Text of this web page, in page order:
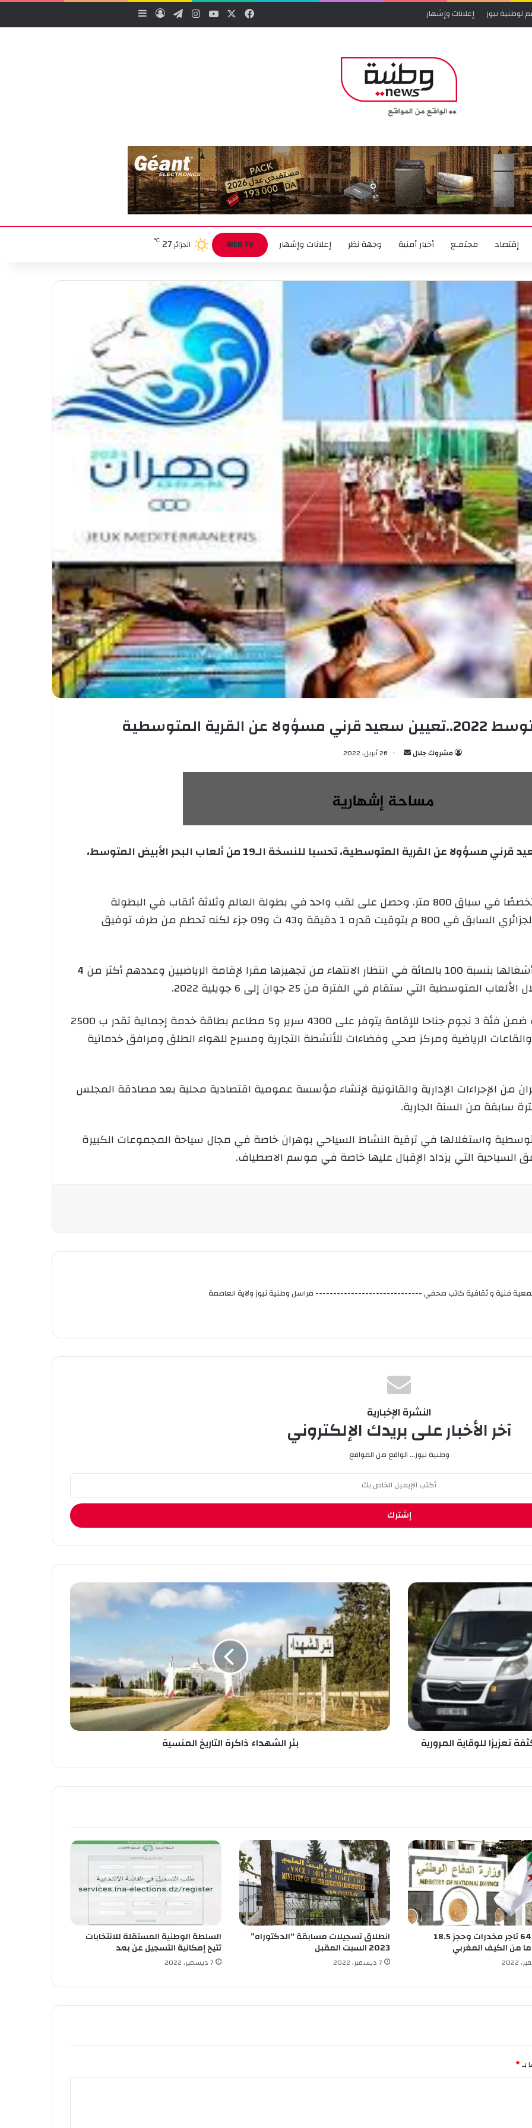
لوطنية نيوز إعلانات وإشهار فيسبوك ‫YouTubeانستقرامتيلقرامتسجيل الدخول
إقتصاد مجتمـع أخبار أمنية وجهة نظر إعلانات وإشهار WEB TV الجزائر27
℃
المتوسطية
مشروك جلال
ل
ب
ر
د
ك
ت
ن
26 أبريل، 2022
عيِن العداء الدولي السابق عيسى جبير سعيد قرني مسؤولا عن القرية المتوسطية، تحسبا للنسخة الـ19 من ألعاب البحر الأبيض المتوسط،
وكان سعيد قرني خلال مشوراه الرياضي متخصصًا في سباق 800 متر. وحصل على لقب واحد في بطولة العالم وثلاثة ألقاب في البطولة
الإفريقية، وهو أيضا صاحب الرقم القياسي الجزائري السابق في 800 م بتوقيت قدره 1 دقيقة و43 ث و09 جزء لكنه تحطم من طرف توفيق
وستكون القرية المتوسطية، التي اكتملت أشغالها بنسبة 100 بالمائة في انتظار الانتهاء من تجهيزها مقرا لإقامة الرياضيين وعددهم أكثر من 4
وتضم القرية المتوسطية المقترحة للتصنيف ضمن فئة 3 نجوم جناحا للإقامة يتوفر على 4300 سرير و5 مطاعم بطاقة خدمة إجمالية تقدر ب 2500
الرياضية ومركز صحي وفضاءات للأنشطة التجارية ومسرح للهواء الطلق ومرافق خدماتية
من الإجراءات الإدارية والقانونية لإنشاء مؤسسة عمومية اقتصادية محلية بعد مصادقة المجلس
سابقة من السنة الجارية.
واستغلالها في ترقية النشاط السياحي بوهران خاصة في مجال سياحة المجموعات الكبيرة
السياحية التي يزداد الإقبال عليها خاصة في موسم الاصطياف.
فنية و ثقافية كاتب صحفي ------------------------------ مراسل وطنية نيوز ولاية العاصمة
النشرة الإخبارية
آخر الأخبار على بريدك الإلكتروني
وطنية نيوز... الواقع من المواقع
للوقاية المرورية
ب
ئ
ر
ا
ل
ش
ه
د
ا
ء
ذ
ا
ل
ر
خ
ا
ل
م
ن
س
ي
ة
بئر الشهداء ذاكرة التاريخ المنسية
توقيف 64 تاجر مخدرات وحجز 18.5
من الكيف المغربي
انطلاق تسجيلات مسابقة “الدكتوراه”
2023 السبت المقبل
7 ديسمبر، 2022
السلطة الوطنية المستقلة للانتخابات
تتيح إمكانية التسجيل عن بعد
7 ديسمبر، 2022
بـ*